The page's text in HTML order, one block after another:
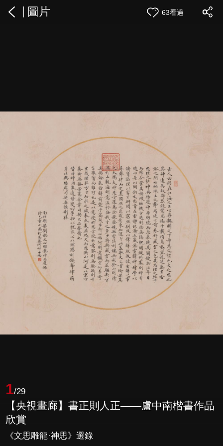
圖片 63看過
1/29
【央視畫廊】書正則人正——盧中南楷書作品
欣賞
《文思雕龍·神思》選錄